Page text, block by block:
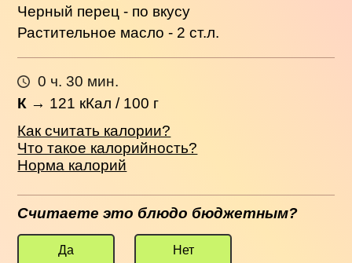
Черный перец - по вкусу
Растительное масло - 2 ст.л.
0 ч. 30 мин.
К → 121 кКал / 100 г
Как считать калории?
Что такое калорийность?
Норма калорий
Считаете это блюдо бюджетным?
Да Нет